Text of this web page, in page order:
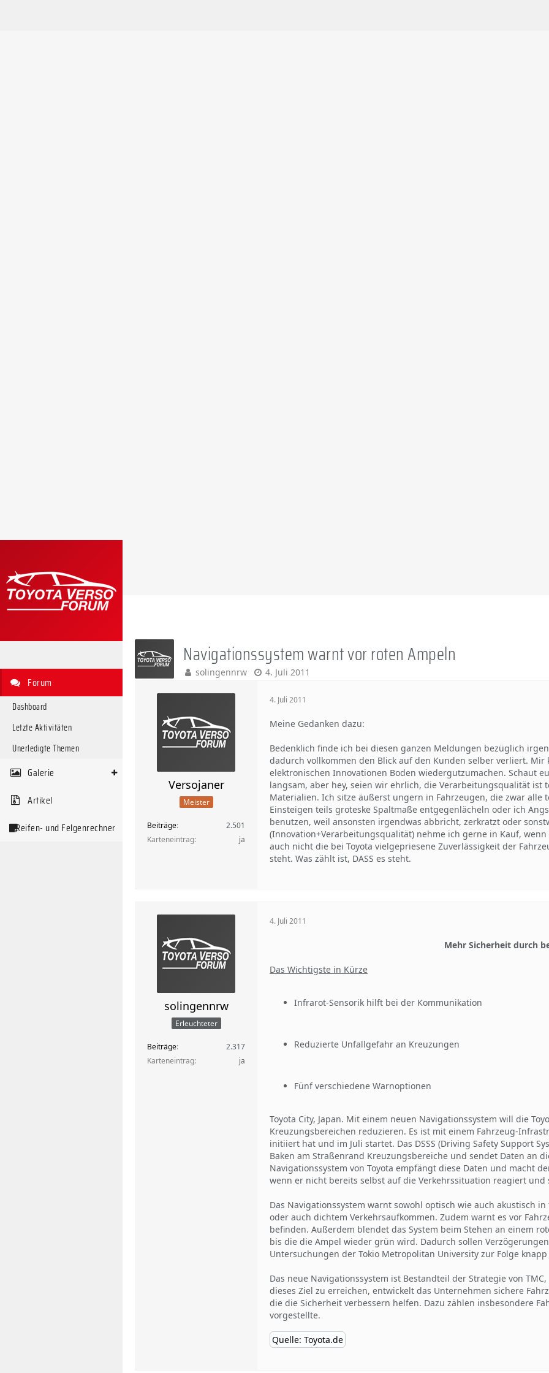
Forum
Dashboard
Letzte Aktivitäten
Unerledigte Themen
Galerie
Artikel
Reifen- und Felgenrechner
Navigationssystem warnt vor roten Ampeln
solingennrw 4. Juli 2011
Versojaner
Meister
Beiträge
2.501
Karteneintrag
ja
4. Juli 2011
Meine Gedanken dazu:
Bedenklich finde ich bei diesen ganzen Meldungen bezüglich
dadurch vollkommen den Blick auf den Kunden selber verliert. Mir
elektronischen Innovationen Boden wiedergutzumachen. Schaut
langsam, aber hey, seien wir ehrlich, die Verarbeitungsqualität ist
Materialien. Ich sitze äußerst ungern in Fahrzeugen, die zwar
Einsteigen teils groteske Spaltmaße entgegenlächeln oder ich
benutzen, weil ansonsten irgendwas abbricht, zerkratzt oder
(Innovation+Verarbeitungsqualität) nehme ich gerne in Kauf,
auch nicht die bei Toyota vielgepriesene Zuverlässigkeit der
steht. Was zählt ist, DASS es steht.
solingennrw
Erleuchteter
Beiträge
2.317
Karteneintrag
ja
4. Juli 2011
Mehr Sicherheit durch
Das Wichtigste in Kürze
Infrarot-Sensorik hilft bei der Kommunikation
Reduzierte Unfallgefahr an Kreuzungen
Fünf verschiedene Warnoptionen
Toyota City, Japan. Mit einem neuen Navigationssystem will die
Kreuzungsbereichen reduzieren. Es ist mit einem Fahrzeug-
initiiert hat und im Juli startet. Das DSSS (Driving Safety Support
Baken am Straßenrand Kreuzungsbereiche und sendet Daten an
Navigationssystem von Toyota empfängt diese Daten und macht
wenn er nicht bereits selbst auf die Verkehrssituation reagiert und
Das Navigationssystem warnt sowohl optisch wie auch akustisch
oder auch dichtem Verkehrsaufkommen. Zudem warnt es vor
befinden. Außerdem blendet das System beim Stehen an einem
bis die die Ampel wieder grün wird. Dadurch sollen
Untersuchungen der Tokio Metropolitan University zur Folge
Das neue Navigationssystem ist Bestandteil der Strategie von
dieses Ziel zu erreichen, entwickelt das Unternehmen sichere
die die Sicherheit verbessern helfen. Dazu zählen insbesondere
vorgestellte.
Quelle: Toyota.de